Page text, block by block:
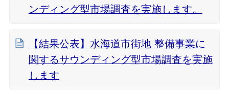
ンディング型市場調査を実施します。
【結果公表】水海道市街地 整備事業に
関するサウンディング型市場調査を実施
します